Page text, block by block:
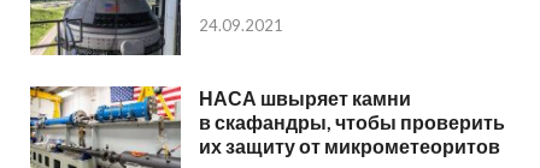
24.09.2021
НАСА швыряет камни
в скафандры, чтобы проверить
их защиту от микрометеоритов